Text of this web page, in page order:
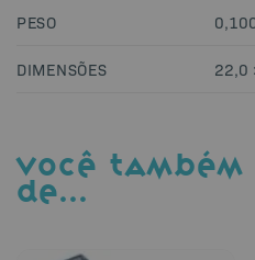
PESO
DIMENSÕES 22,0
VOCÊ TAMBÉM
DE…